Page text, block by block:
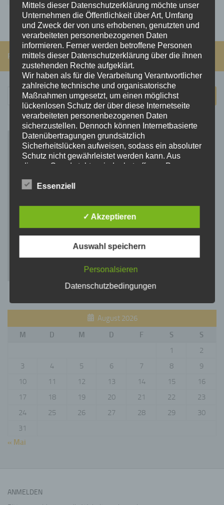
FOLGEN:
Suchen
nach:
August 2026
M
D M D F S
S
1
2
3
4 5 6 7 8
9
10
11 12 13 14 15
16
17
18 19 20 21 22
23
24
25 26 27 28 29
30
31
« Mai
ANMELDEN
Mittels dieser Datenschutzerklärung möchte unser
Unternehmen die Öffentlichkeit über Art, Umfang
und Zweck der von uns erhobenen, genutzten und
verarbeiteten personenbezogenen Daten
informieren. Ferner werden betroffene Personen
mittels dieser Datenschutzerklärung über die ihnen
zustehenden Rechte aufgeklärt.
Wir haben als für die Verarbeitung Verantwortlicher
zahlreiche technische und organisatorische
Maßnahmen umgesetzt, um einen möglichst
lückenlosen Schutz der über diese Internetseite
verarbeiteten personenbezogenen Daten
sicherzustellen. Dennoch können Internetbasierte
Datenübertragungen grundsätzlich
Sicherheitslücken aufweisen, sodass ein absoluter
Schutz nicht gewährleistet werden kann. Aus
diesem Grund steht es jeder betroffenen Person
alternativen Wegen, beispielsweise telefonisch, an
Die Datenschutzerklärung beruht auf den
Begrifflichkeiten, die durch den Europäischen
Richtlinien- und Verordnungsgeber beim Erlass
der Datenschutz-Grundverordnung (DS-GVO)
verwendet wurden. Unsere Datenschutzerklärung
unsere Kunden und Geschäftspartner einfach
gewährleisten, möchten wir vorab die verwendeten
Begrifflichkeiten erläutern.
Wir verwenden in dieser Datenschutzerklärung
unter anderem die folgenden Begriffe:
a) personenbezogene Daten
die sich auf eine identifizierte oder identifizierbare
natürliche Person (im Folgenden „betroffene
Person") beziehen. Als identifizierbar wird eine
natürliche Person angesehen, die direkt oder
Kennung wie einem Namen, zu einer
psychischen, wirtschaftlichen, kulturellen oder
Essenziell
✓ Akzeptieren
Auswahl speichern
Personalsieren
Datenschutzbedingungen